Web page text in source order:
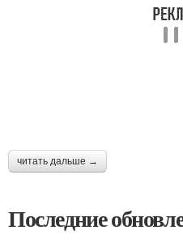
читать дальше →
Последние